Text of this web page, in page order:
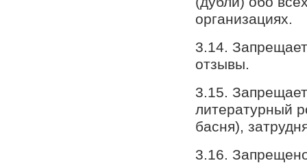
организациях.
3.14.
отзывы.
3.15.
литературный
басня),
3.16.